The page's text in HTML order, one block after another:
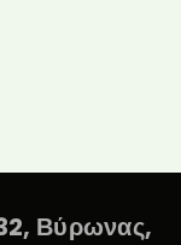
Βύρωνας,